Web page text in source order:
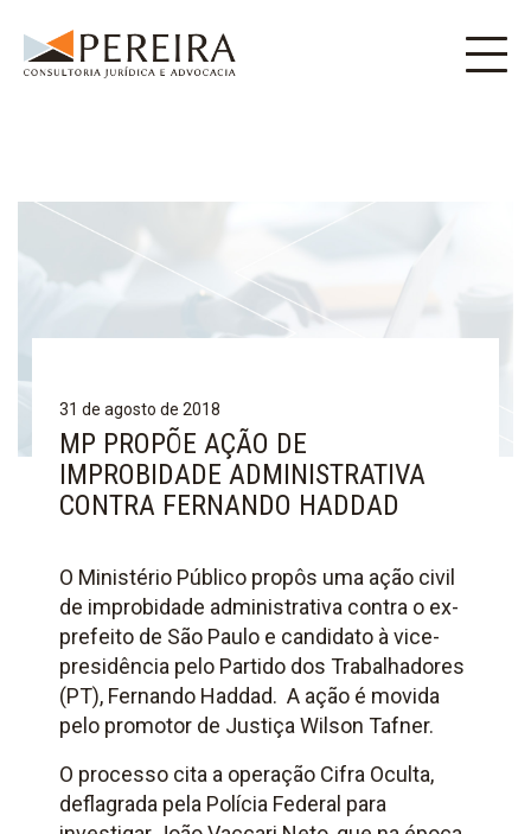
31 de agosto de 2018
MP PROPÕE AÇÃO DE
IMPROBIDADE ADMINISTRATIVA
CONTRA FERNANDO HADDAD
O Ministério Público propôs uma ação civil
de improbidade administrativa contra o ex-
prefeito de São Paulo e candidato à vice-
presidência pelo Partido dos Trabalhadores
(PT), Fernando Haddad. A ação é movida
pelo promotor de Justiça Wilson Tafner.
O processo cita a operação Cifra Oculta,
deflagrada pela Polícia Federal para